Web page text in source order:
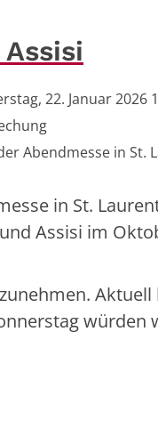
22. Januar 2026
Abendmesse in St.
in St.
Assisi im
Aktuell
würden